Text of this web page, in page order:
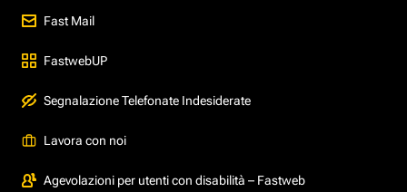
Fast Mail
FastwebUP
Segnalazione Telefonate Indesiderate
Lavora con noi
Agevolazioni per utenti con disabilità – Fastweb